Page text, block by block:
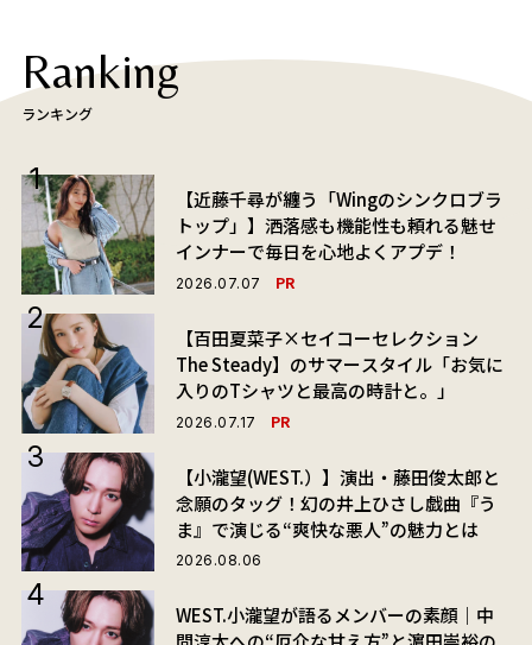
Ranking
ランキング
【近藤千尋が纏う「Wingのシンクロブラ
トップ」】洒落感も機能性も頼れる魅せ
インナーで毎日を心地よくアプデ！
2026.07.07 PR
【百田夏菜子×セイコーセレクション
The Steady】のサマースタイル「お気に
入りのTシャツと最高の時計と。」
2026.07.17 PR
【小瀧望(WEST.）】演出・藤田俊太郎と
念願のタッグ！幻の井上ひさし戯曲『う
ま』で演じる“爽快な悪人”の魅力とは
2026.08.06
WEST.小瀧望が語るメンバーの素顔｜中